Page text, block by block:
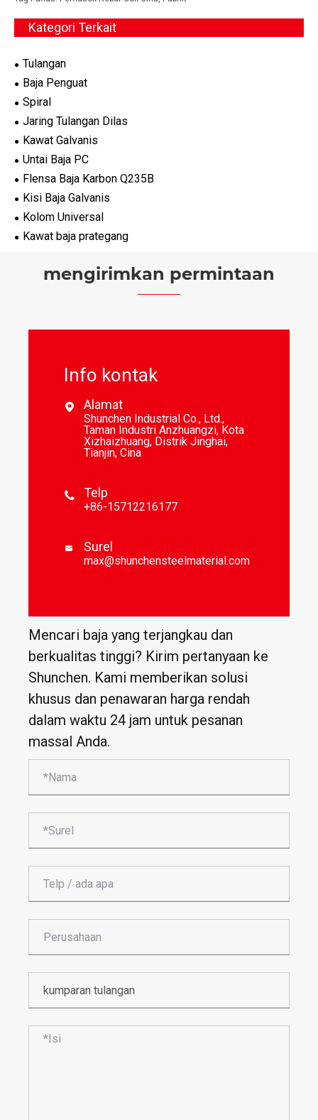
Kategori Terkait
Tulangan
Baja Penguat
Spiral
Jaring Tulangan Dilas
Kawat Galvanis
Untai Baja PC
Flensa Baja Karbon Q235B
Kisi Baja Galvanis
Kolom Universal
Kawat baja prategang
mengirimkan permintaan
Info kontak
 Alamat
Shunchen Industrial Co., Ltd.,
Taman Industri Anzhuangzi, Kota
Xizhaizhuang, Distrik Jinghai,
Tianjin, Cina
 Telp
+86-15712216177
 Surel
max@shunchensteelmaterial.com
Mencari baja yang terjangkau dan
berkualitas tinggi? Kirim pertanyaan ke
Shunchen. Kami memberikan solusi
khusus dan penawaran harga rendah
dalam waktu 24 jam untuk pesanan
massal Anda.